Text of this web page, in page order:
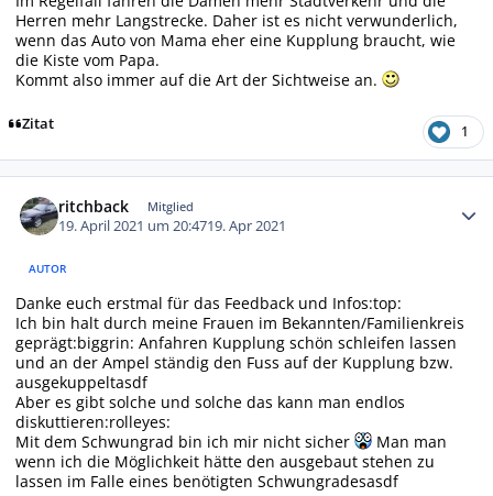
Herren mehr Langstrecke. Daher ist es nicht verwunderlich,
wenn das Auto von Mama eher eine Kupplung braucht, wie
die Kiste vom Papa.
Kommt also immer auf die Art der Sichtweise an.
Zitat 1
ritchback Mitglied
19. April 2021 um 20:4719. Apr 2021
AUTOR
Danke euch erstmal für das Feedback und Infos:top:
Ich bin halt durch meine Frauen im Bekannten/Familienkreis
geprägt:biggrin: Anfahren Kupplung schön schleifen lassen
und an der Ampel ständig den Fuss auf der Kupplung bzw.
ausgekuppeltasdf
Aber es gibt solche und solche das kann man endlos
diskuttieren:rolleyes:
Mit dem Schwungrad bin ich mir nicht sicher
Man man
wenn ich die Möglichkeit hätte den ausgebaut stehen zu
lassen im Falle eines benötigten Schwungradesasdf